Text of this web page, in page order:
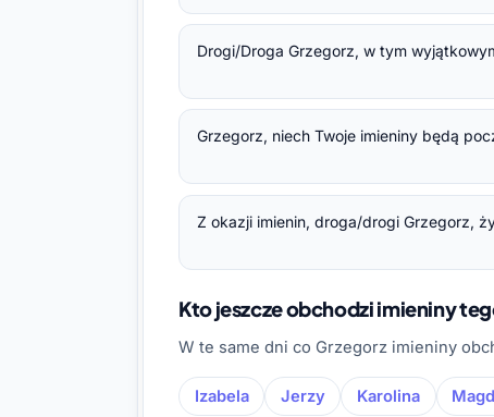
Drogi/Droga Grzegorz, w tym
Grzegorz, niech Twoje imieniny będą
Z okazji imienin, droga/drogi Grzegorz,
Kto jeszcze obchodzi imieniny
W te same dni co Grzegorz imieniny
Izabela Jerzy Karolina